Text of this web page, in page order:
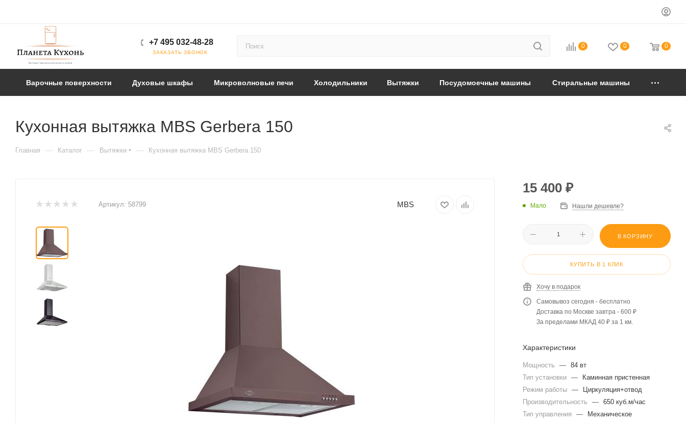
+7 495 032-48-28
ЗАКАЗАТЬ ЗВОНОК
0 0 0
Варочные поверхности Духовые шкафы Микроволновые печи Холодильники Вытяжки Посудомоечные машины Стиральные машины
Кухонная вытяжка MBS Gerbera 150
Главная — Каталог — Вытяжки — Кухонная вытяжка MBS Gerbera 150
Артикул: 58799 MBS
15 400 ₽
Мало Нашли дешевле?
В КОРЗИНУ
КУПИТЬ В 1 КЛИК
Хочу в подарок
Самовывоз сегодня - бесплатно
Доставка по Москве завтра - 600 ₽
За пределами МКАД 40 ₽ за 1 км.
Характеристики
Мощность — 84 вт
Тип установки —
Каминная пристенная
Режим работы —
Циркуляция+отвод
Производительность
— 650 куб.м/час
Тип управления
—
Механическое